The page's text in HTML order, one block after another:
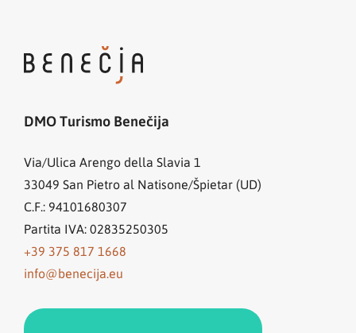
DMO Turismo Benečija
Via/Ulica Arengo della Slavia 1
33049 San Pietro al Natisone/Špietar (UD)
C.F.: 94101680307
Partita IVA: 02835250305
+39 375 817 1668
info@benecija.eu